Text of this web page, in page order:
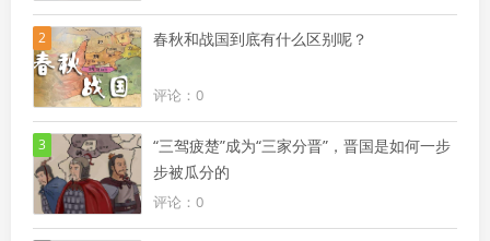
2 春秋和战国到底有什么区别呢？
评论：0
3
“三驾疲楚”成为“三家分晋”，晋国是如何一步
步被瓜分的
评论：0